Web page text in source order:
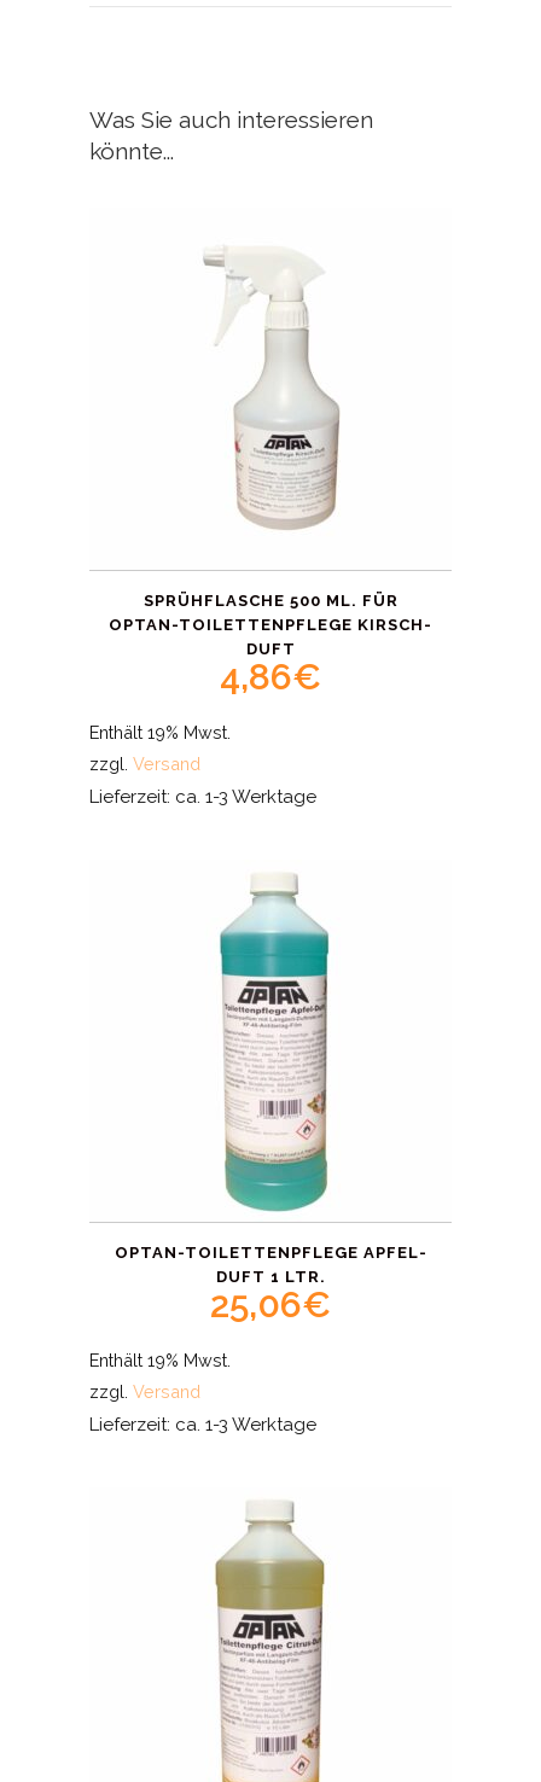
Was Sie auch interessieren
könnte...
SPRÜHFLASCHE 500 ML. FÜR
OPTAN-TOILETTENPFLEGE KIRSCH-
DUFT
4,86€
Enthält 19% Mwst.
zzgl. Versand
Lieferzeit: ca. 1-3 Werktage
OPTAN-TOILETTENPFLEGE APFEL-
DUFT 1 LTR.
25,06€
Enthält 19% Mwst.
zzgl. Versand
Lieferzeit: ca. 1-3 Werktage